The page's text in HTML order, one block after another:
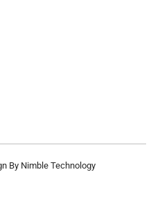
By Nimble Technology